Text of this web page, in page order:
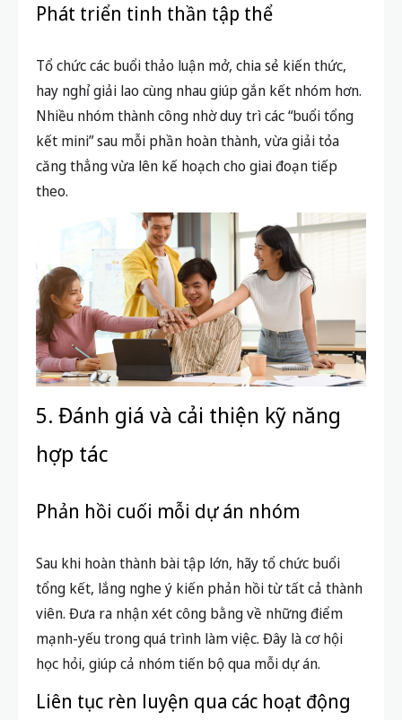
Phát triển tinh thần tập thể
Tổ chức các buổi thảo luận mở, chia sẻ kiến thức,
hay nghỉ giải lao cùng nhau giúp gắn kết nhóm hơn.
Nhiều nhóm thành công nhờ duy trì các “buổi tổng
kết mini” sau mỗi phần hoàn thành, vừa giải tỏa
căng thẳng vừa lên kế hoạch cho giai đoạn tiếp
theo.
5. Đánh giá và cải thiện kỹ năng
hợp tác
Phản hồi cuối mỗi dự án nhóm
Sau khi hoàn thành bài tập lớn, hãy tổ chức buổi
tổng kết, lắng nghe ý kiến phản hồi từ tất cả thành
viên. Đưa ra nhận xét công bằng về những điểm
mạnh-yếu trong quá trình làm việc. Đây là cơ hội
học hỏi, giúp cả nhóm tiến bộ qua mỗi dự án.
Liên tục rèn luyện qua các hoạt động